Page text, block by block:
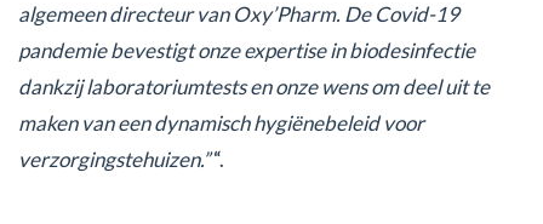
algemeen directeur van Oxy’Pharm. De Covid-19
pandemie bevestigt onze expertise in biodesinfectie
dankzij laboratoriumtests en onze wens om deel uit te
maken van een dynamisch hygiënebeleid voor
verzorgingstehuizen.”“.